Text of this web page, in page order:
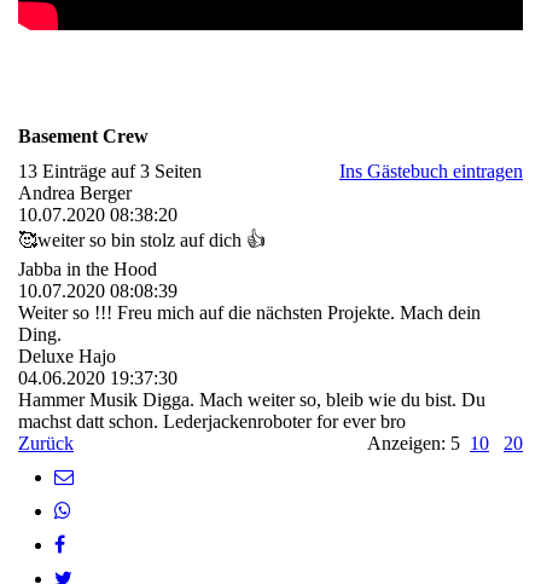
Basement Crew
13 Einträge auf 3 Seiten
Ins Gästebuch eintragen
Andrea Berger
10.07.2020 08:38:20
🥰weiter so bin stolz auf dich 👍
Jabba in the Hood
10.07.2020 08:08:39
Weiter so !!! Freu mich auf die nächsten Projekte. Mach dein
Ding.
Deluxe Hajo
04.06.2020 19:37:30
Hammer Musik Digga. Mach weiter so, bleib wie du bist. Du
machst datt schon. Lederjackenroboter for ever bro
Zurück
Anzeigen: 5 10 20